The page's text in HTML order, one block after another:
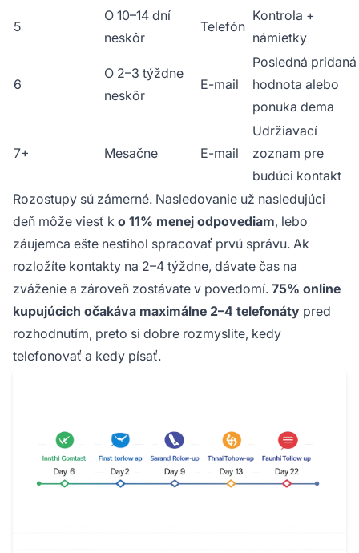
5
O 10–14 dní
neskôr
Telefón
Kontrola +
námietky
6
O 2–3 týždne
neskôr
E-mail
Posledná pridaná
hodnota alebo
ponuka dema
7+ Mesačne E-mail
Udržiavací
zoznam pre
budúci kontakt
Rozostupy sú zámerné. Nasledovanie už nasledujúci
deň môže viesť k o 11% menej odpovediam, lebo
záujemca ešte nestihol spracovať prvú správu. Ak
rozložíte kontakty na 2–4 týždne, dávate čas na
zváženie a zároveň zostávate v povedomí. 75% online
kupujúcich očakáva maximálne 2–4 telefonáty pred
rozhodnutím, preto si dobre rozmyslite, kedy
telefonovať a kedy písať.